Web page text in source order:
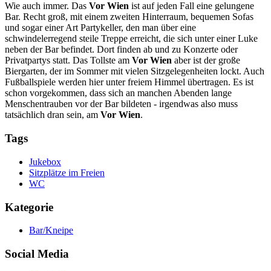
Wie auch immer. Das Vor Wien ist auf jeden Fall eine gelungene
Bar. Recht groß, mit einem zweiten Hinterraum, bequemen Sofas
und sogar einer Art Partykeller, den man über eine
schwindelerregend steile Treppe erreicht, die sich unter einer Luke
neben der Bar befindet. Dort finden ab und zu Konzerte oder
Privatpartys statt. Das Tollste am Vor Wien aber ist der große
Biergarten, der im Sommer mit vielen Sitzgelegenheiten lockt. Auch
Fußballspiele werden hier unter freiem Himmel übertragen. Es ist
schon vorgekommen, dass sich an manchen Abenden lange
Menschentrauben vor der Bar bildeten - irgendwas also muss
tatsächlich dran sein, am Vor Wien.
Tags
Jukebox
Sitzplätze im Freien
WC
Kategorie
Bar/Kneipe
Social Media